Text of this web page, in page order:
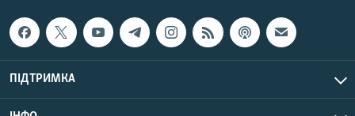
ПІДТРИМКА